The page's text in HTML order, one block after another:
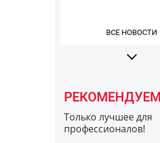
ВСЕ НОВОСТИ
РЕКОМЕНДУЕМ
Только лучшее для
профессионалов!